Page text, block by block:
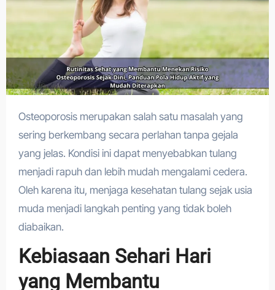
Osteoporosis merupakan salah satu masalah yang
sering berkembang secara perlahan tanpa gejala
yang jelas. Kondisi ini dapat menyebabkan tulang
menjadi rapuh dan lebih mudah mengalami cedera.
Oleh karena itu, menjaga kesehatan tulang sejak usia
muda menjadi langkah penting yang tidak boleh
diabaikan.
Kebiasaan Sehari Hari
yang Membantu